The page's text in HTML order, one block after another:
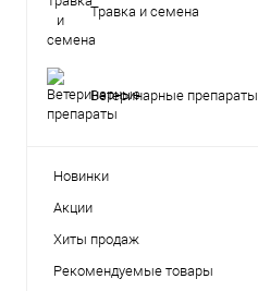
Травка и семена
Ветеринарные препараты
Новинки
Акции
Хиты продаж
Рекомендуемые товары